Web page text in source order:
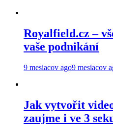
Royalfield.cz –
vaše podnikání
9 mesiacov ago9 mesiacov
Jak vytvořit
zaujme i ve 3